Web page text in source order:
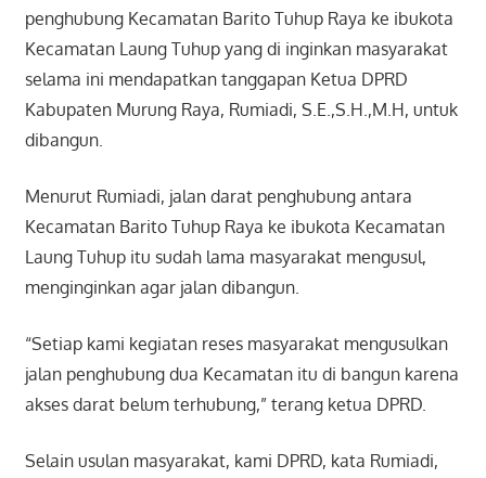
penghubung Kecamatan Barito Tuhup Raya ke ibukota
Kecamatan Laung Tuhup yang di inginkan masyarakat
selama ini mendapatkan tanggapan Ketua DPRD
Kabupaten Murung Raya, Rumiadi, S.E.,S.H.,M.H, untuk
dibangun.
Menurut Rumiadi, jalan darat penghubung antara
Kecamatan Barito Tuhup Raya ke ibukota Kecamatan
Laung Tuhup itu sudah lama masyarakat mengusul,
menginginkan agar jalan dibangun.
“Setiap kami kegiatan reses masyarakat mengusulkan
jalan penghubung dua Kecamatan itu di bangun karena
akses darat belum terhubung,” terang ketua DPRD.
Selain usulan masyarakat, kami DPRD, kata Rumiadi,